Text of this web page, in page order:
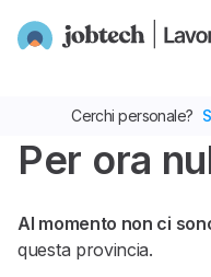
Per ora
Al momento non ci
questa provincia.
Cerchi personale?